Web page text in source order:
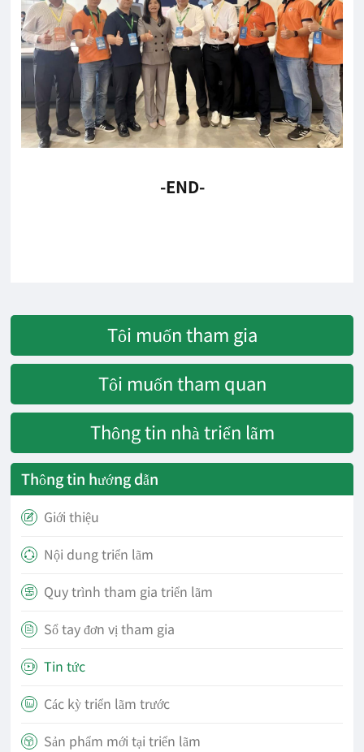
-END-
Tôi muốn tham gia
Tôi muốn tham quan
Thông tin nhà triển lãm
Thông tin hướng dẫn
 Giới thiệu
 Nội dung triển lãm
 Quy trình tham gia triển lãm
 Sổ tay đơn vị tham gia
 Tin tức
 Các kỳ triển lãm trước
 Sản phẩm mới tại triển lãm